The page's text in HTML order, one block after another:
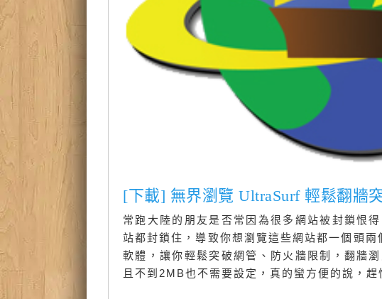
[下載] 無界瀏覽 UltraSurf 輕鬆翻牆
常跑大陸的朋友是否常因為很多網站被封鎖恨
站都封鎖住，導致你想瀏覽這些網站都一個頭
軟體，讓你輕鬆突破網管、防火牆限制，翻牆
且不到2MB也不需要設定，真的蠻方便的說，趕